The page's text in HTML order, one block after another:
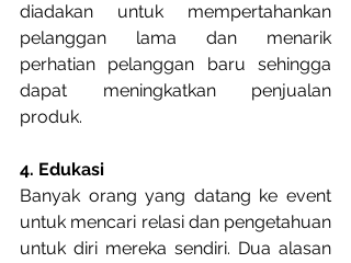
diadakan untuk mempertahankan
pelanggan lama dan menarik
perhatian pelanggan baru sehingga
dapat meningkatkan penjualan
produk.
4. Edukasi
Banyak orang yang datang ke event
untuk mencari relasi dan pengetahuan
untuk diri mereka sendiri. Dua alasan